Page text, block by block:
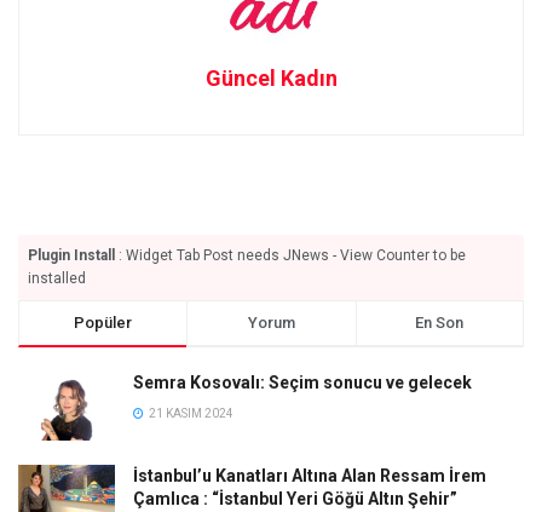
Güncel Kadın
Plugin Install
: Widget Tab Post needs JNews - View Counter to be
installed
Popüler Yorum En Son
Semra Kosovalı: Seçim sonucu ve gelecek
21 KASIM 2024
İstanbul’u Kanatları Altına Alan Ressam İrem
Çamlıca : “İstanbul Yeri Göğü Altın Şehir”